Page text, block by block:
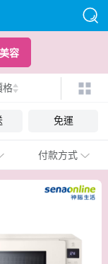
容
格
免運
付款方式